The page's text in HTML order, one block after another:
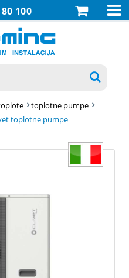
100 

toplotne pumpe
toplotne pumpe